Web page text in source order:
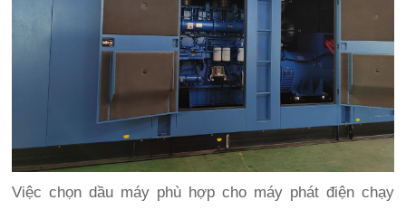
Việc chọn dầu máy phù hợp cho máy phát điện chạy